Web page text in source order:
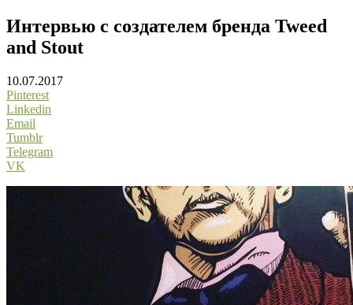
Интервью с создателем бренда Tweed
and Stout
10.07.2017
Pinterest
Linkedin
Email
Tumblr
Telegram
VK